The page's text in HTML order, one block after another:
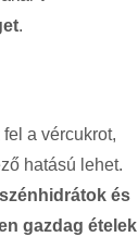
.
a vércukrot,
hatású lehet.
és
gazdag ételek